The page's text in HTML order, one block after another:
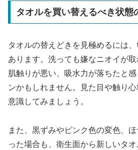
タオルを買い替えるべき状態
タオルの替えどきを見極めるには
あります。洗っても嫌なニオイが
肌触りが悪い、吸水力が落ちたと
ンかもしれません。見た目や触り
意識してみましょう。
また、黒ずみやピンク色の変色、
った場合も、衛生面から新しいタ